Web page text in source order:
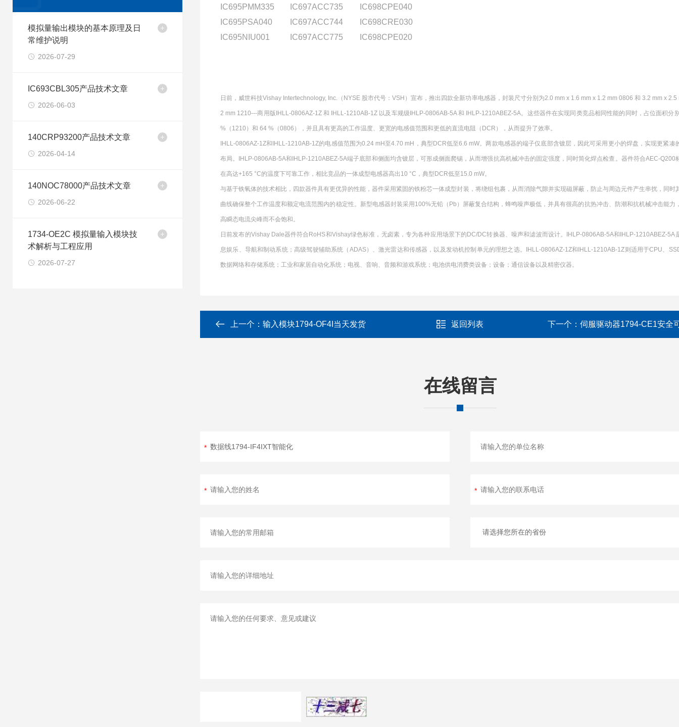
模拟量输出模块的基本原理及日
常维护说明
2026-07-29
IC693CBL305产品技术文章
2026-06-03
140CRP93200产品技术文章
2026-04-14
140NOC78000产品技术文章
2026-06-22
1734-OE2C 模拟量输入模块技
术解析与工程应用
2026-07-27
IC695PMM335
IC697ACC735
IC698CPE040
IC695PSA040
IC697ACC744
IC698CRE030
IC695NIU001
IC697ACC775 IC698CPE020
日前，威世科技Vishay Intertechnology, Inc.（NYSE 股市代号：VSH）宣布，推出四款全新功率电感器，封装尺寸分别为2.0 mm x 1.6 mm x 1.2 mm 0806 和 3.2 mm x 2.5
2 mm 1210---商用版IHLL-0806AZ-1Z 和 IHLL-1210AB-1Z 以及车规级IHLP-0806AB-5A 和 IHLP-1210ABEZ-5A。这些器件在实现同类竞品相同性能的同时，占位面积分
%（1210）和 64 %（0806），并且具有更高的工作温度、更宽的电感值范围和更低的直流电阻（DCR），从而提升了效率。
IHLL-0806AZ-1Z和IHLL-1210AB-1Z的电感值范围为0.24 mH至4.70 mH，典型DCR低至6.6 mW。两款电感器的端子仅底部含镀层，因此可采用更小的焊盘，实现更紧凑
布局。IHLP-0806AB-5A和IHLP-1210ABEZ-5A端子底部和侧面均含镀层，可形成侧面爬锡，从而增强抗高机械冲击的固定强度，同时简化焊点检查。器件符合AEC-Q200
在高达+165 °C的温度下可靠工作，相比竞品的一体成型电感器高出10 °C，典型DCR低至15.0 mW。
与基于铁氧体的技术相比，四款器件具有更优异的性能，器件采用紧固的铁粉芯一体成型封装，将绕组包裹，从而消除气隙并实现磁屏蔽，防止与周边元件产生串扰，同时
曲线确保整个工作温度和额定电流范围内的稳定性。新型电感器封装采用100%无铅（Pb）屏蔽复合结构，蜂鸣噪声极低，并具有很高的抗热冲击、防潮和抗机械冲击能力
高瞬态电流尖峰而不会饱和。
日前发布的Vishay Dale器件符合RoHS和Vishay绿色标准，无卤素，专为各种应用场景下的DC/DC转换器、噪声和滤波而设计。IHLP-0806AB-5A和IHLP-1210ABEZ-5A
息娱乐、导航和制动系统；高级驾驶辅助系统（ADAS）、激光雷达和传感器，以及发动机控制单元的理想之选。IHLL-0806AZ-1Z和IHLL-1210AB-1Z则适用于CPU、
数据网络和存储系统；工业和家居自动化系统；电视、音响、音频和游戏系统；电池供电消费类设备；设备；通信设备以及精密仪器。
上一个： 输入模块1794-OF4I当天发货 返回列表 下一个： 伺服驱动器1794-CE1安全
在线留言